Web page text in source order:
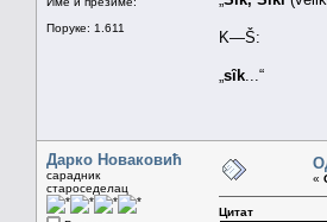
Поруке: 1.611
K—Š:
sȋk ...“
Дарко Новаковић
сарадник
староседелац
«
Цитат